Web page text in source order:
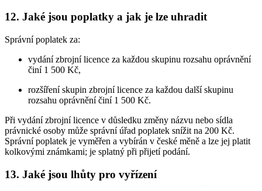
12. Jaké jsou poplatky a jak je lze uhradit
Správní poplatek za:
vydání zbrojní licence za každou skupinu rozsahu oprávnění
činí 1 500 Kč,
rozšíření skupin zbrojní licence za každou další skupinu
rozsahu oprávnění činí 1 500 Kč.
Při vydání zbrojní licence v důsledku změny názvu nebo sídla
právnické osoby může správní úřad poplatek snížit na 200 Kč.
Správní poplatek je vyměřen a vybírán v české měně a lze jej platit
kolkovými známkami; je splatný při přijetí podání.
13. Jaké jsou lhůty pro vyřízení